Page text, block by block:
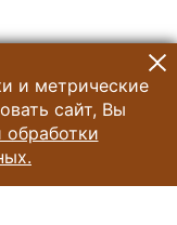
и метрические
сайт, Вы
обработки